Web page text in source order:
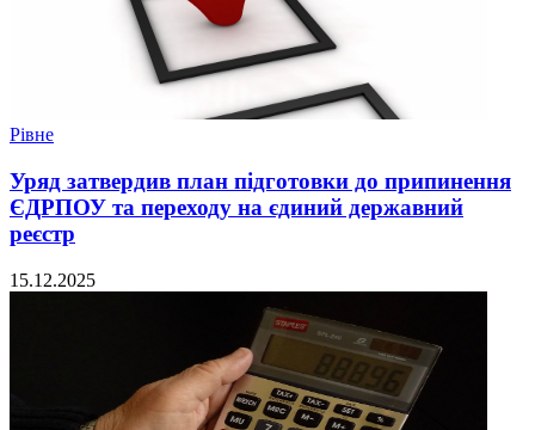
Рівне
Уряд затвердив план підготовки до припинення
ЄДРПОУ та переходу на єдиний державний
реєстр
15.12.2025